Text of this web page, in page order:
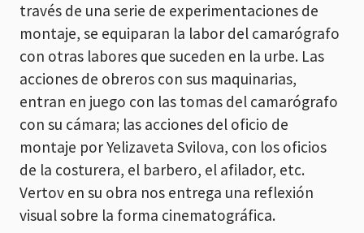
través de una serie de experimentaciones de
montaje, se equiparan la labor del camarógrafo
con otras labores que suceden en la urbe. Las
acciones de obreros con sus maquinarias,
entran en juego con las tomas del camarógrafo
con su cámara; las acciones del oficio de
montaje por Yelizaveta Svilova, con los oficios
de la costurera, el barbero, el afilador, etc.
Vertov en su obra nos entrega una reflexión
visual sobre la forma cinematográfica.